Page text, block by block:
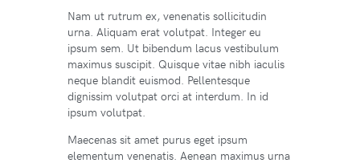
Nam ut rutrum ex, venenatis sollicitudin
urna. Aliquam erat volutpat. Integer eu
ipsum sem. Ut bibendum lacus vestibulum
maximus suscipit. Quisque vitae nibh iaculis
neque blandit euismod. Pellentesque
dignissim volutpat orci at interdum. In id
ipsum volutpat.
Maecenas sit amet purus eget ipsum
elementum venenatis. Aenean maximus urna